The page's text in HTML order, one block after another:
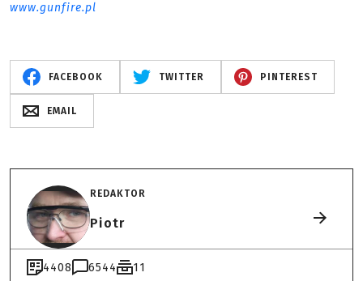
www.gunfire.pl
FACEBOOK TWITTER PINTEREST
EMAIL
REDAKTOR
Piotr
4408 6544 11